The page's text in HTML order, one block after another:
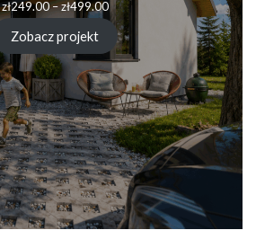
zł249.00–zł499.00
Zobacz projekt